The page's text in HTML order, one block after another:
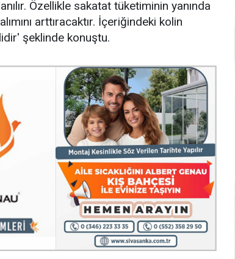
Özellikle sakatat tüketiminin yanında
arttıracaktır. İçeriğindeki kolin
şeklinde konuştu.